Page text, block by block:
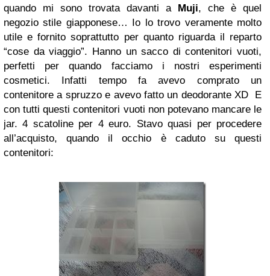
quando mi sono trovata davanti a Muji, che è quel
negozio stile giapponese… Io lo trovo veramente molto
utile e fornito soprattutto per quanto riguarda il reparto
“cose da viaggio”. Hanno un sacco di contenitori vuoti,
perfetti per quando facciamo i nostri esperimenti
cosmetici. Infatti tempo fa avevo comprato un
contenitore a spruzzo e avevo fatto un deodorante XD E
con tutti questi contenitori vuoti non potevano mancare le
jar. 4 scatoline per 4 euro. Stavo quasi per procedere
all’acquisto, quando il occhio è caduto su questi
contenitori: